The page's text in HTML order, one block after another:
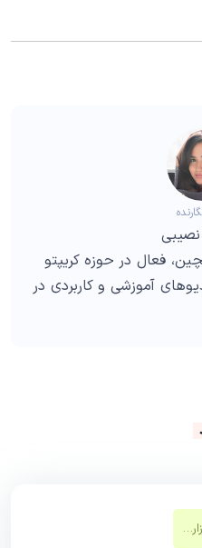
فعال در حوزه کریپتو
آموزشی و کاربردی در
مفاهیم پایه بازار‌های مالی